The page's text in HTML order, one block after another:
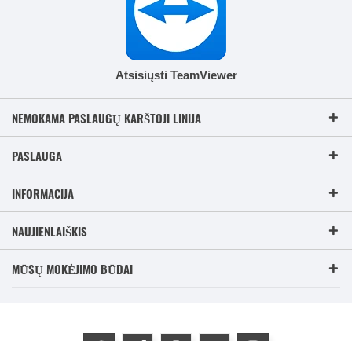
Atsisiųsti TeamViewer
NEMOKAMA PASLAUGŲ KARŠTOJI LINIJA
PASLAUGA
INFORMACIJA
NAUJIENLAIŠKIS
MŪSŲ MOKĖJIMO BŪDAI